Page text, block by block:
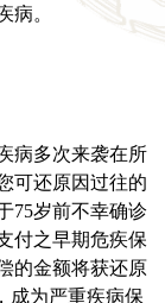
病。
病多次来袭在所
可还原因过往的
75岁前不幸确诊
付之早期危疾保
的金额将获还原
成为严重疾病保